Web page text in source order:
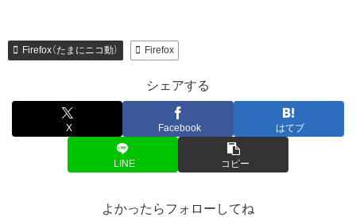
Firefox（たまにニコ動） Firefox
シェアする
X Facebook はてブ
LINE コピー
よかったらフォローしてね